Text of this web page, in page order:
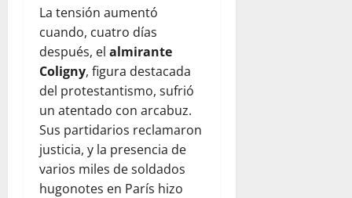
La tensión aumentó
cuando, cuatro días
después, el almirante
Coligny, figura destacada
del protestantismo, sufrió
un atentado con arcabuz.
Sus partidarios reclamaron
justicia, y la presencia de
varios miles de soldados
hugonotes en París hizo